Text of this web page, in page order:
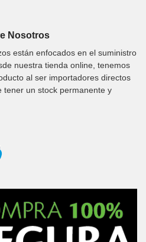
Nosotros
están enfocados en el suministro
nuestra tienda online, tenemos
al ser importadores directos
tener un stock permanente y